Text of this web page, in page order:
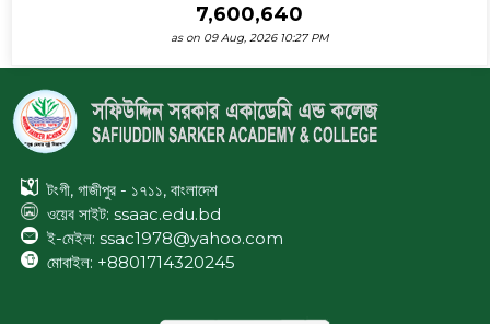
7,600,640
as on 09 Aug, 2026 10:27 PM
টংগী, গাজীপুর - ১৭১১, বাংলাদেশ
ওয়েব সাইট: ssaac.edu.bd
ই-মেইল: ssac1978@yahoo.com
মোবাইল: +8801714320245